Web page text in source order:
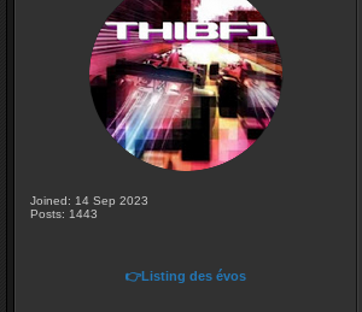
Joined: 14 Sep 2023
Posts: 1443
👉Listing des évos